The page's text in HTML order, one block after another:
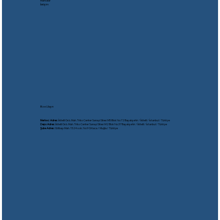
İletişim
Bize Ulaşın
Merkez Adres:İkitelli Osb. Mah. Triko Center Sanayi Sitesi M5 Blok No:72 Başakşehir / İkitelli / İstanbul / Türkiye
Depo Adres:İkitelli Osb. Mah. Triko Center Sanayi Sitesi M2 Blok No:37 Başakşehir / İkitelli / İstanbul / Türkiye
Şube Adres:Gölbaşı Mah. 1524 sok. No:9 Ortaca / Muğla / Türkiye